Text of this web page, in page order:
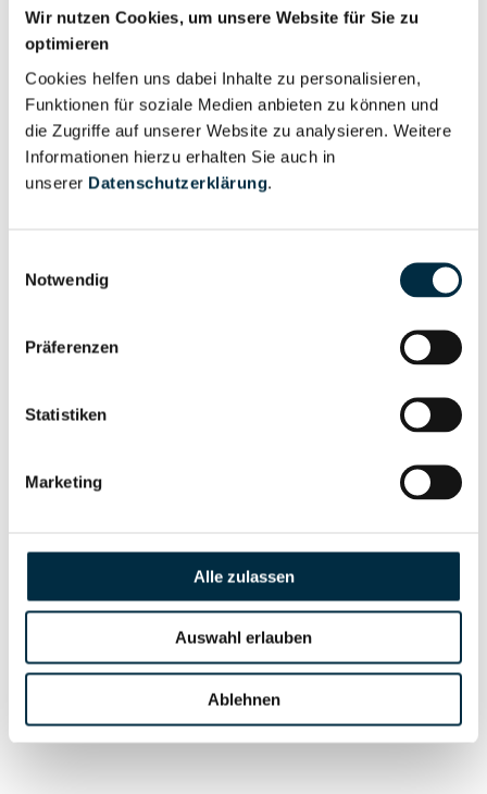
Wir nutzen Cookies, um unsere Website für Sie zu
optimieren
Cookies helfen uns dabei Inhalte zu personalisieren,
Funktionen für soziale Medien anbieten zu können und
die Zugriffe auf unserer Website zu analysieren. Weitere
Informationen hierzu erhalten Sie auch in
unserer Datenschutzerklärung.
Notwendig
Präferenzen
Statistiken
Marketing
Alle zulassen
Auswahl erlauben
Ablehnen
Nutzer
Wirtschaftlich
Berechtigter
Vollständiges
Unternehmensprofil
anfragen
Gesellschafterstruktur
Unternehmensprofil
Unternehmensnetzwerk
Unternehmensprofil
Berechtigten Pfad
Unternehmensprofil
anfragen